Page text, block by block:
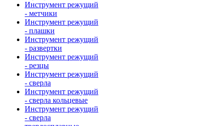
Инструмент режущий
- метчики
Инструмент режущий
- плашки
Инструмент режущий
- развертки
Инструмент режущий
- резцы
Инструмент режущий
- сверла
Инструмент режущий
- сверла кольцевые
Инструмент режущий
- сверла